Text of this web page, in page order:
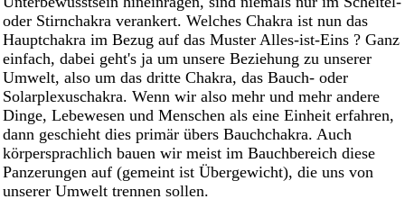
oder Stirnchakra verankert. Welches Chakra ist nun das
Hauptchakra im Bezug auf das Muster Alles-ist-Eins ? Ganz
einfach, dabei geht's ja um unsere Beziehung zu unserer
Umwelt, also um das dritte Chakra, das Bauch- oder
Solarplexuschakra. Wenn wir also mehr und mehr andere
Dinge, Lebewesen und Menschen als eine Einheit erfahren,
dann geschieht dies primär übers Bauchchakra. Auch
körpersprachlich bauen wir meist im Bauchbereich diese
Panzerungen auf (gemeint ist Übergewicht), die uns von
unserer Umwelt trennen sollen.